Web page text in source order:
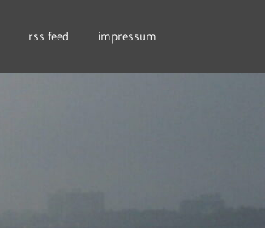
rss feed impressum